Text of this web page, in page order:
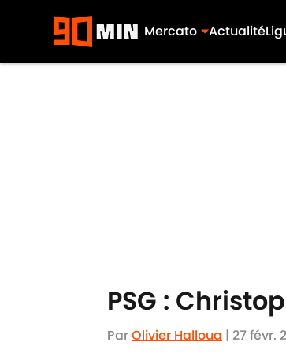
Mercato Actualité
PSG :
ParOlivier Halloua | 27 févr.